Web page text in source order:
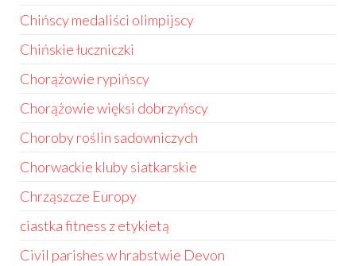
Chińscy medaliści olimpijscy
Chińskie łuczniczki
Chorążowie rypińscy
Chorążowie więksi dobrzyńscy
Choroby roślin sadowniczych
Chorwackie kluby siatkarskie
Chrząszcze Europy
ciastka fitness z etykietą
Civil parishes w hrabstwie Devon